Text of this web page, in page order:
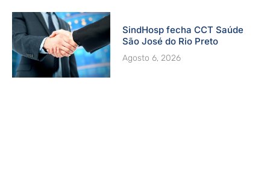
SindHosp fecha CCT Saúde
São José do Rio Preto
Agosto 6, 2026